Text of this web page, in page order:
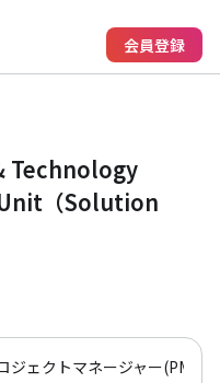
会員登録
Technology
（Solution
ジェクトマネージャー(PM)